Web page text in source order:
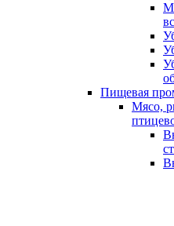
Пищевая
Мясо,